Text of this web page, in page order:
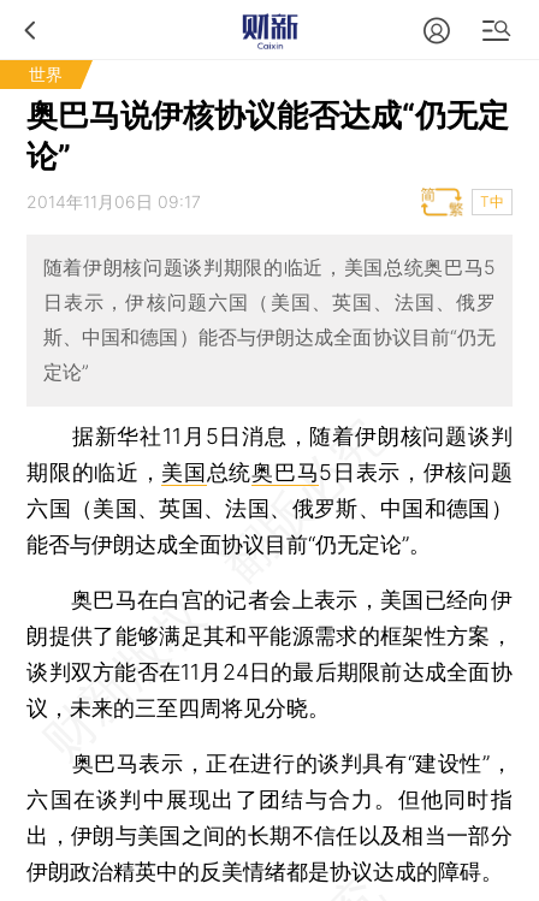
世界
奥巴马说伊核协议能否达成“仍无定
论”
2014年11月06日 09:17 T中
随着伊朗核问题谈判期限的临近，美国总统奥巴马5
日表示，伊核问题六国（美国、英国、法国、俄罗
斯、中国和德国）能否与伊朗达成全面协议目前“仍无
定论”
据新华社11月5日消息，随着伊朗核问题谈判
期限的临近， 美国 总统奥巴马5日表示，伊核问题
六国（美国、英国、法国、俄罗斯、中国和德国）
能否与伊朗达成全面协议目前“仍无定论”。
奥巴马在白宫的记者会上表示，美国已经向伊
朗提供了能够满足其和平能源需求的框架性方案，
谈判双方能否在11月24日的最后期限前达成全面协
议，未来的三至四周将见分晓。
奥巴马表示，正在进行的谈判具有“建设性”，
六国在谈判中展现出了团结与合力。但他同时指
出，伊朗与美国之间的长期不信任以及相当一部分
伊朗政治精英中的反美情绪都是协议达成的障碍。